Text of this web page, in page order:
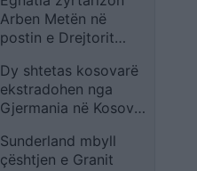
Arben Metën në
postin e Drejtorit
Dy shtetas kosovarë
ekstradohen nga
Gjermania në Kosovë
ndërkombëtar
Sunderland mbyll
çështjen e Granit